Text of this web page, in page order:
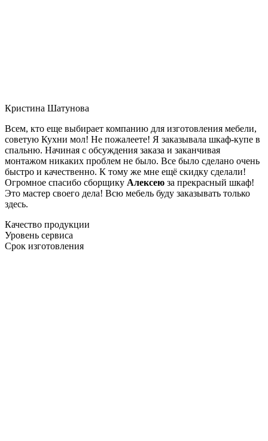
Кристина Шатунова
Всем, кто еще выбирает компанию для изготовления мебели,
советую Кухни мол! Не пожалеете! Я заказывала шкаф-купе в
спальню. Начиная с обсуждения заказа и заканчивая
монтажом никаких проблем не было. Все было сделано очень
быстро и качественно. К тому же мне ещё скидку сделали!
Огромное спасибо сборщику Алексею за прекрасный шкаф!
Это мастер своего дела! Всю мебель буду заказывать только
здесь.
Качество продукции
Уровень сервиса
Срок изготовления